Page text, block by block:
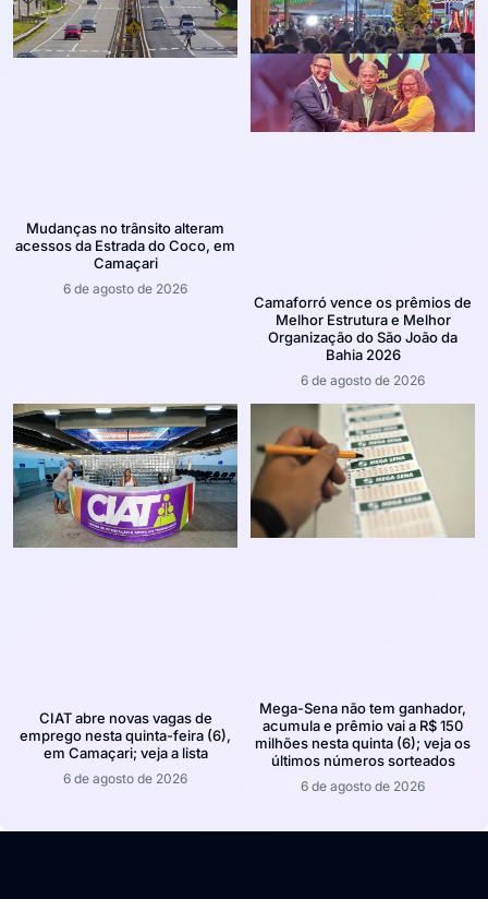
Mudanças no trânsito alteram
acessos da Estrada do Coco, em
Camaçari
6 de agosto de 2026
Camaforró vence os prêmios de
Melhor Estrutura e Melhor
Organização do São João da
Bahia 2026
6 de agosto de 2026
CIAT abre novas vagas de
emprego nesta quinta-feira (6),
em Camaçari; veja a lista
6 de agosto de 2026
Mega-Sena não tem ganhador,
acumula e prêmio vai a R$ 150
milhões nesta quinta (6); veja os
últimos números sorteados
6 de agosto de 2026